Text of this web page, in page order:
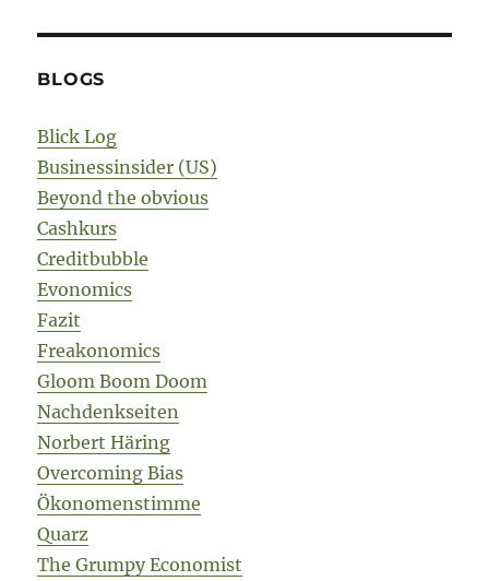
BLOGS
Blick Log
Businessinsider (US)
Beyond the obvious
Cashkurs
Creditbubble
Evonomics
Fazit
Freakonomics
Gloom Boom Doom
Nachdenkseiten
Norbert Häring
Overcoming Bias
Ökonomenstimme
Quarz
The Grumpy Economist